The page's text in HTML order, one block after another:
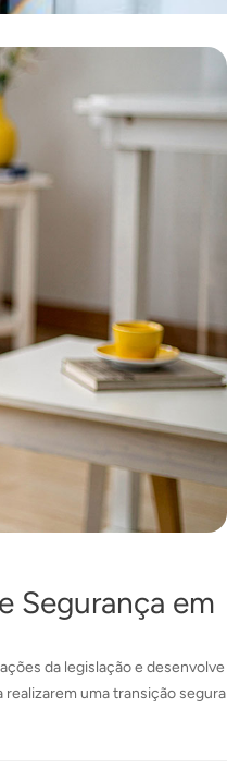
Segurança em
da legislação e desenvolve
uma transição segura